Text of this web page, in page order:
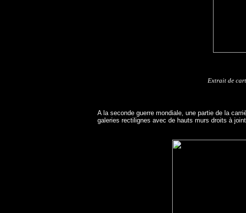
Extrait de
A la seconde guerre mondiale, une partie de la
galeries rectilignes avec de hauts murs droits à